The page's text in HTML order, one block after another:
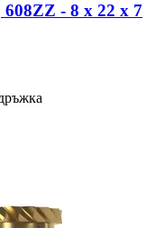
-​ 8 x 22 x 7